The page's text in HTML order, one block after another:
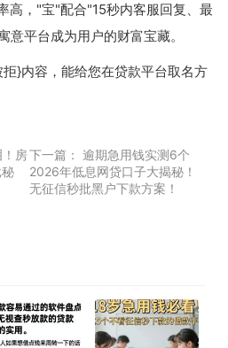
高，"宝"配合"15秒内客服回复、最
意平台成为用户的财富宝藏。
}内容，能给您在贷款平台取名方
房下一篇： 逾期急用钱实测6个
2026年低息网贷口子大揭秘！
无征信秒批黑户下款方案！